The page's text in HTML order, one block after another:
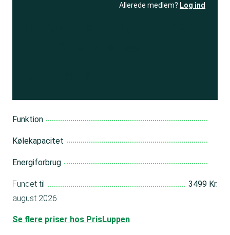
Allerede medlem? Log ind
Funktion
Kølekapacitet
Energiforbrug
Fundet til
3499 Kr.
august 2026
Se flere priser hos PrisLuppen